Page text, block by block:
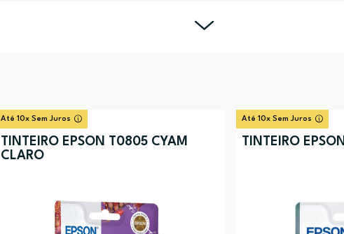
Até 10x Sem Juros
TINTEIRO EPSON T0805 CYAM
CLARO
Até 10x Sem Juros
TINTEIRO